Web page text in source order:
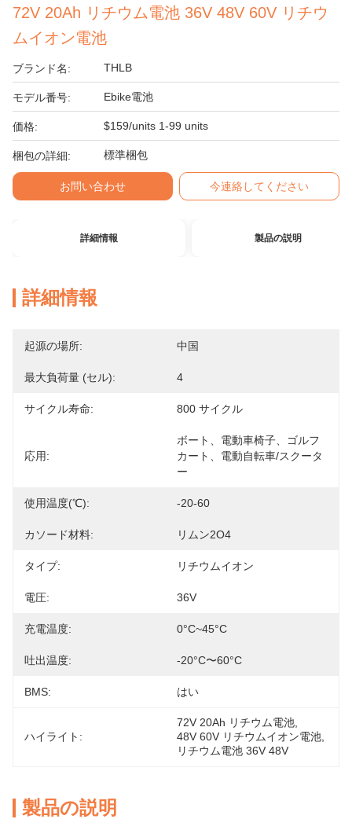
72V 20Ah リチウム電池 36V 48V 60V リチウ
ムイオン電池
ブランド名: THLB
モデル番号: Ebike電池
価格: $159/units 1-99 units
梱包の詳細: 標準梱包
お問い合わせ 今連絡してください
詳細情報 製品の説明
詳細情報
起源の場所: 中国
最大負荷量 (セル): 4
サイクル寿命: 800 サイクル
応用:
ボート、電動車椅子、ゴルフ
カート、電動自転車/スクータ
ー
使用温度(℃): -20-60
カソード材料: リムン2O4
タイプ: リチウムイオン
電圧: 36V
充電温度: 0°C~45°C
吐出温度: -20°C〜60°C
BMS: はい
ハイライト:
72V 20Ah リチウム電池
48V 60V リチウムイオン電池
リチウム電池 36V 48V
製品の説明